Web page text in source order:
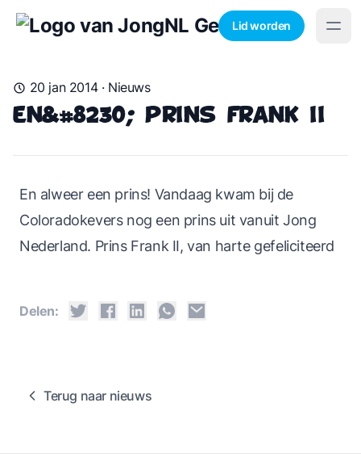
Lid worden
20 jan 2014· Nieuws
En&#8230; Prins Frank II
En alweer een prins! Vandaag kwam bij de
Coloradokevers nog een prins uit vanuit Jong
Nederland. Prins Frank II, van harte gefeliciteerd
Delen:
Terug naar nieuws